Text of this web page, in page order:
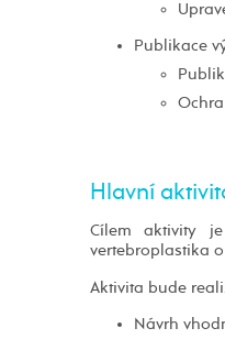
Publikace
Hlavní
Cílem aktivity
vertebroplastika
Aktivita bude
Návrh